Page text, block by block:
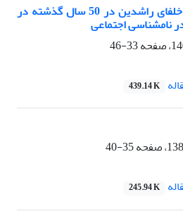
سیر تحول نام­های امامان و خلفای راشدین در 50 سال گذشته در
نام­شناسی اجتماعی
33-46
439.14 K
35-40
245.94 K